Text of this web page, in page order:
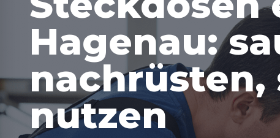
Hagenau:
nachrüsten,
nutzen